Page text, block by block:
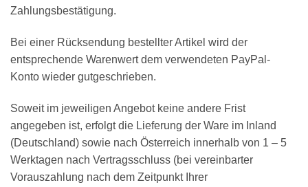
Zahlungsbestätigung.
Bei einer Rücksendung bestellter Artikel wird der
entsprechende Warenwert dem verwendeten PayPal-
Konto wieder gutgeschrieben.
Soweit im jeweiligen Angebot keine andere Frist
angegeben ist, erfolgt die Lieferung der Ware im Inland
(Deutschland) sowie nach Österreich innerhalb von 1 – 5
Werktagen nach Vertragsschluss (bei vereinbarter
Vorauszahlung nach dem Zeitpunkt Ihrer